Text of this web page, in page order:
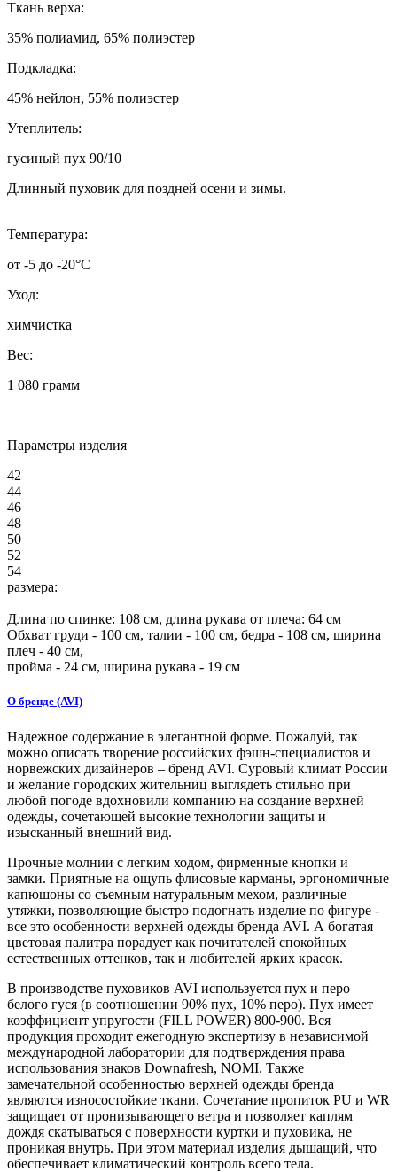
Ткань верха:
35% полиамид, 65% полиэстер
Подкладка:
45% нейлон, 55% полиэстер
Утеплитель:
гусиный пух 90/10
Длинный пуховик для поздней осени и зимы.
Температура:
от -5 до -20°C
Уход:
химчистка
Вес:
1 080 грамм
Параметры изделия
42
44
46
48
50
52
54
размера:
Длина по спинке: 108 см, длина рукава от плеча: 64 см
Обхват груди - 100 см, талии - 100 см, бедра - 108 см, ширина
плеч - 40 см,
пройма - 24 см, ширина рукава - 19 см
О бренде (AVI)
Надежное содержание в элегантной форме. Пожалуй, так
можно описать творение российских фэшн-специалистов и
норвежских дизайнеров – бренд AVI. Суровый климат России
и желание городских жительниц выглядеть стильно при
любой погоде вдохновили компанию на создание верхней
одежды, сочетающей высокие технологии защиты и
изысканный внешний вид.
Прочные молнии с легким ходом, фирменные кнопки и
замки. Приятные на ощупь флисовые карманы, эргономичные
капюшоны со съемным натуральным мехом, различные
утяжки, позволяющие быстро подогнать изделие по фигуре -
все это особенности верхней одежды бренда AVI. А богатая
цветовая палитра порадует как почитателей спокойных
естественных оттенков, так и любителей ярких красок.
В производстве пуховиков AVI используется пух и перо
белого гуся (в соотношении 90% пух, 10% перо). Пух имеет
коэффициент упругости (FILL POWER) 800-900. Вся
продукция проходит ежегодную экспертизу в независимой
международной лаборатории для подтверждения права
использования знаков Downafresh, NOMI. Также
замечательной особенностью верхней одежды бренда
являются износостойкие ткани. Сочетание пропиток PU и WR
защищает от пронизывающего ветра и позволяет каплям
дождя скатываться с поверхности куртки и пуховика, не
проникая внутрь. При этом материал изделия дышащий, что
обеспечивает климатический контроль всего тела.